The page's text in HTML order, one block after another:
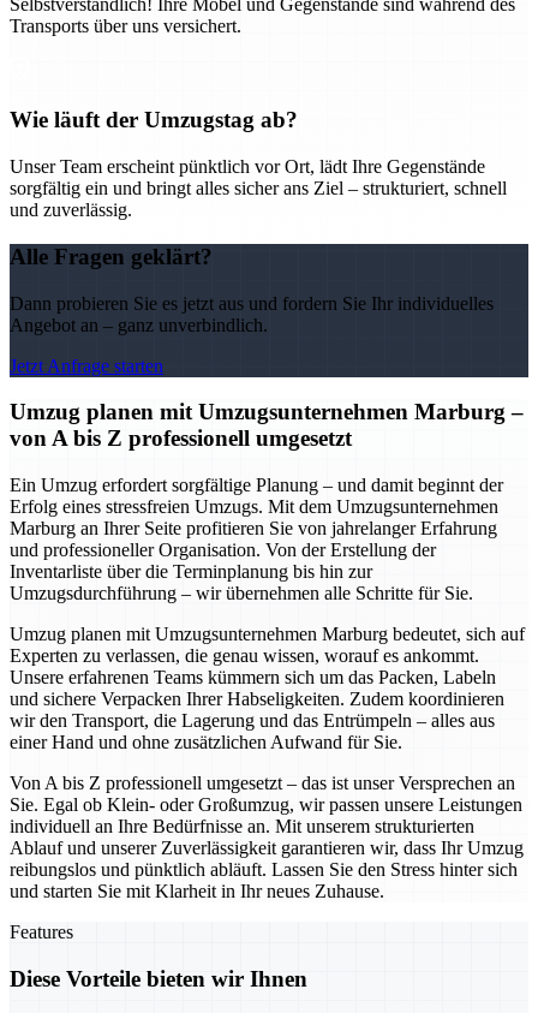
Transports über uns versichert.
Wie läuft der Umzugstag ab?
Unser Team erscheint pünktlich vor Ort, lädt Ihre Gegenstände
sorgfältig ein und bringt alles sicher ans Ziel – strukturiert, schnell
und zuverlässig.
Alle Fragen geklärt?
Dann probieren Sie es jetzt aus und fordern Sie Ihr individuelles
Angebot an – ganz unverbindlich.
Jetzt Anfrage starten
Umzug planen mit Umzugsunternehmen Marburg –
von A bis Z professionell umgesetzt
Ein Umzug erfordert sorgfältige Planung – und damit beginnt der
Erfolg eines stressfreien Umzugs. Mit dem Umzugsunternehmen
Marburg an Ihrer Seite profitieren Sie von jahrelanger Erfahrung
und professioneller Organisation. Von der Erstellung der
Inventarliste über die Terminplanung bis hin zur
Umzugsdurchführung – wir übernehmen alle Schritte für Sie.
Umzug planen mit Umzugsunternehmen Marburg bedeutet, sich auf
Experten zu verlassen, die genau wissen, worauf es ankommt.
Unsere erfahrenen Teams kümmern sich um das Packen, Labeln
und sichere Verpacken Ihrer Habseligkeiten. Zudem koordinieren
wir den Transport, die Lagerung und das Entrümpeln – alles aus
einer Hand und ohne zusätzlichen Aufwand für Sie.
Von A bis Z professionell umgesetzt – das ist unser Versprechen an
Sie. Egal ob Klein- oder Großumzug, wir passen unsere Leistungen
individuell an Ihre Bedürfnisse an. Mit unserem strukturierten
Ablauf und unserer Zuverlässigkeit garantieren wir, dass Ihr Umzug
reibungslos und pünktlich abläuft. Lassen Sie den Stress hinter sich
und starten Sie mit Klarheit in Ihr neues Zuhause.
Features
Diese Vorteile bieten wir Ihnen